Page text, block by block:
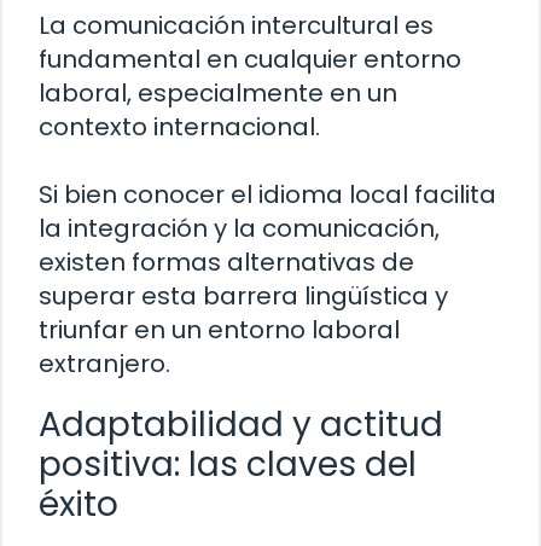
La comunicación intercultural es
fundamental en cualquier entorno
laboral, especialmente en un
contexto internacional.
Si bien conocer el idioma local facilita
la integración y la comunicación,
existen formas alternativas de
superar esta barrera lingüística y
triunfar en un entorno laboral
extranjero.
Adaptabilidad y actitud
positiva: las claves del
éxito